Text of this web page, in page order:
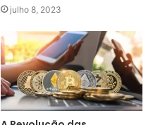
julho 8, 2023